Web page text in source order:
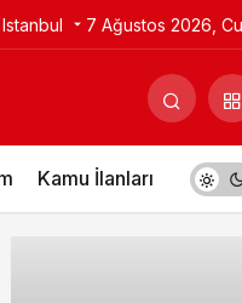
Istanbul 7 Ağustos 2026,
Kamu İlanları